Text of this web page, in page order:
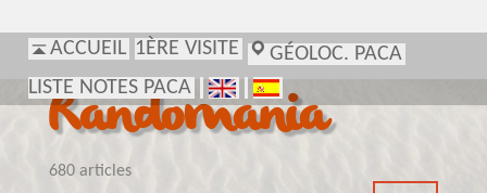
ACCUEIL 1ÈRE VISITE
GÉOLOC. PACA
LISTE NOTES PACA
Randomania
680 articles